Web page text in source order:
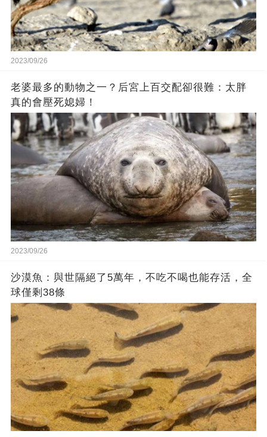
2023/09/26
老婆最多的動物之一？后宮上百交配卻很難：太胖
真的會壓死媳婦！
2023/09/26
沙漠魚：與世隔絕了5萬年，不吃不喝也能存活，全
球僅剩38條